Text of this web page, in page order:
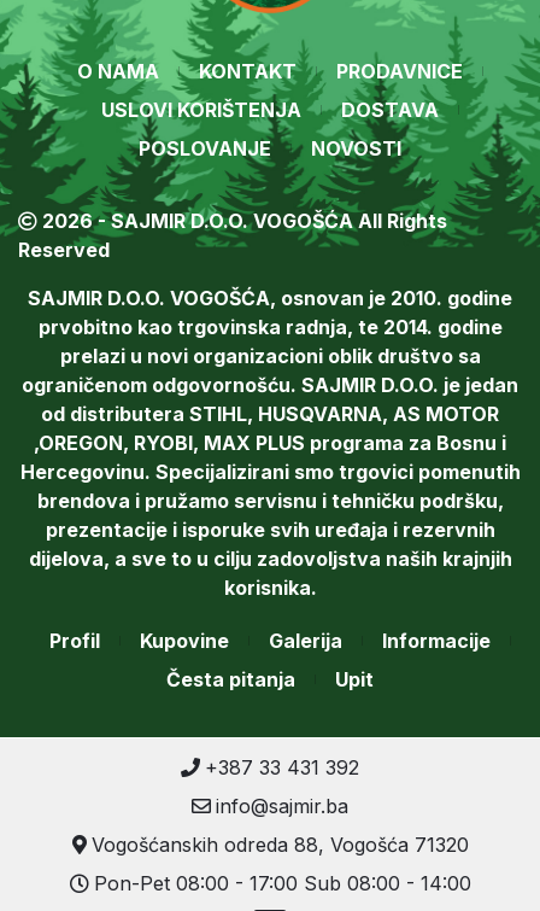
O NAMA KONTAKT
PRODAVNICE
USLOVI KORIŠTENJA
DOSTAVA
POSLOVANJE
NOVOSTI
2026 - SAJMIR D.O.O. VOGOŠĆA All Rights
Reserved
SAJMIR D.O.O. VOGOŠĆA, osnovan je 2010. godine
prvobitno kao trgovinska radnja, te 2014. godine
prelazi u novi organizacioni oblik društvo sa
ograničenom odgovornošću. SAJMIR D.O.O. je jedan
od distributera STIHL, HUSQVARNA, AS MOTOR
,OREGON, RYOBI, MAX PLUS programa za Bosnu i
Hercegovinu. Specijalizirani smo trgovici pomenutih
brendova i pružamo servisnu i tehničku podršku,
prezentacije i isporuke svih uređaja i rezervnih
dijelova, a sve to u cilju zadovoljstva naših krajnjih
korisnika.
Profil Kupovine Galerija
Informacije
Česta pitanja
Upit
+387 33 431 392
info@sajmir.ba
Vogošćanskih odreda 88, Vogošća 71320
Pon-Pet 08:00 - 17:00 Sub 08:00 - 14:00